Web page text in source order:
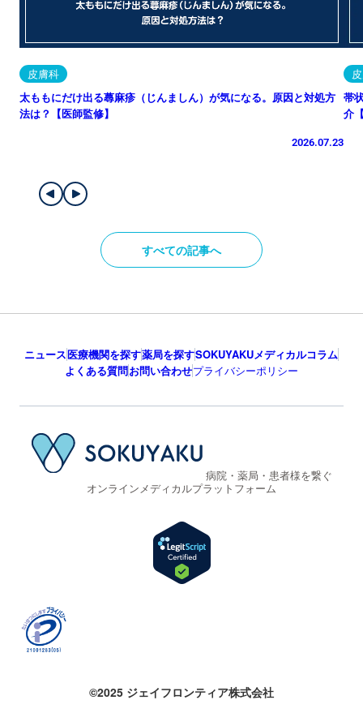
皮膚科
太ももにだけ出る蕁麻疹（じんましん）が気になる。原因と対処方
法は？【医師監修】
2026.07.23
帯
介
すべての記事へ
ニュース医療機関を探す薬局を探すSOKUYAKUメディカルコラム
よくある質問お問い合わせプライバシーポリシー
病院・薬局・患者様を繋ぐ
オンラインメディカルプラットフォーム
©2025 ジェイフロンティア株式会社